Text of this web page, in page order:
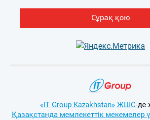
Сұрақ қою
«IT Group Kazakhstan» ЖШС-де
Қазақстанда мемлекеттік мекемелер